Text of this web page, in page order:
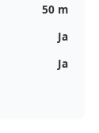
50 m
Ja
Ja